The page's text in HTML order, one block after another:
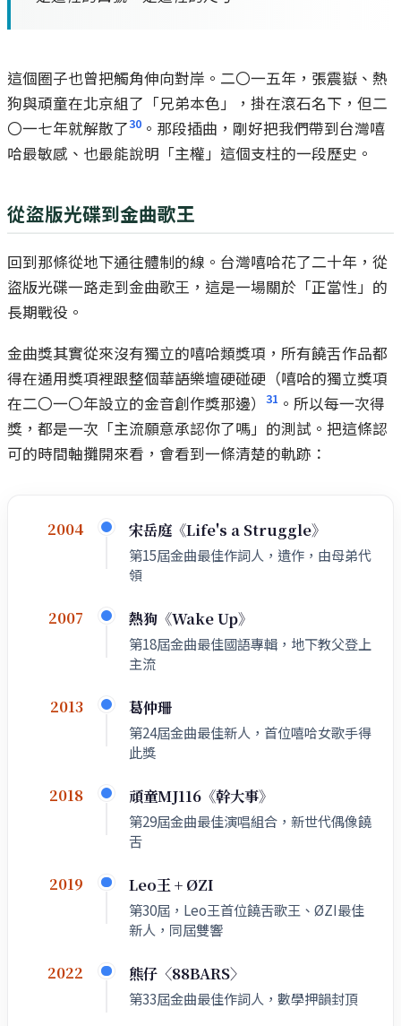
這個圈子也曾把觸角伸向對岸。二〇一五年，張震嶽、熱
狗與頑童在北京組了「兄弟本色」，掛在滾石名下，但二
〇一七年就解散了30 。那段插曲，剛好把我們帶到台灣嘻
哈最敏感、也最能說明「主權」這個支柱的一段歷史。
從盜版光碟到金曲歌王
回到那條從地下通往體制的線。台灣嘻哈花了二十年，從
盜版光碟一路走到金曲歌王，這是一場關於「正當性」的
長期戰役。
金曲獎其實從來沒有獨立的嘻哈類獎項，所有饒舌作品都
得在通用獎項裡跟整個華語樂壇硬碰硬（嘻哈的獨立獎項
在二〇一〇年設立的金音創作獎那邊）
31 。所以每一次得
獎，都是一次「主流願意承認你了嗎」的測試。把這條認
可的時間軸攤開來看，會看到一條清楚的軌跡：
2004 宋岳庭《Life's a Struggle》
第15屆金曲最佳作詞人，遺作，由母弟代
領
2007 熱狗《Wake Up》
第18屆金曲最佳國語專輯，地下教父登上
主流
2013 葛仲珊
第24屆金曲最佳新人，首位嘻哈女歌手得
此獎
2018 頑童MJ116《幹大事》
第29屆金曲最佳演唱組合，新世代偶像饒
舌
2019 Leo王 + ØZI
第30屆，Leo王首位饒舌歌王、ØZI最佳
新人，同屆雙響
2022 熊仔〈88BARS〉
第33屆金曲最佳作詞人，數學押韻封頂